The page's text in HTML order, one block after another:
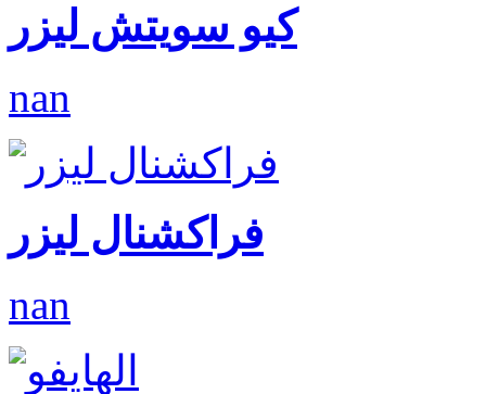
كيو سويتش ليزر
nan
فراكشنال ليزر
nan